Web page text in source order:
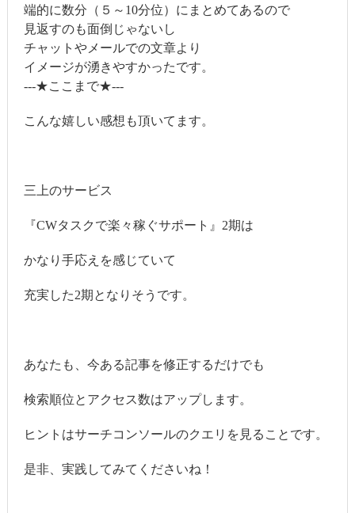
端的に数分（５～10分位）にまとめてあるので
見返すのも面倒じゃないし
チャットやメールでの文章より
イメージが湧きやすかったです。
---★ここまで★---
こんな嬉しい感想も頂いてます。
三上のサービス
『CWタスクで楽々稼ぐサポート』2期は
かなり手応えを感じていて
充実した2期となりそうです。
あなたも、今ある記事を修正するだけでも
検索順位とアクセス数はアップします。
ヒントはサーチコンソールのクエリを見ることです。
是非、実践してみてくださいね！